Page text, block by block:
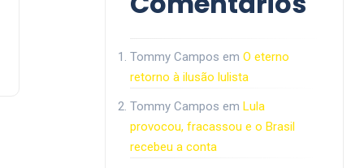
Tommy Campos em O eterno
retorno à ilusão lulista
Tommy Campos em Lula
provocou, fracassou e o Brasil
recebeu a conta